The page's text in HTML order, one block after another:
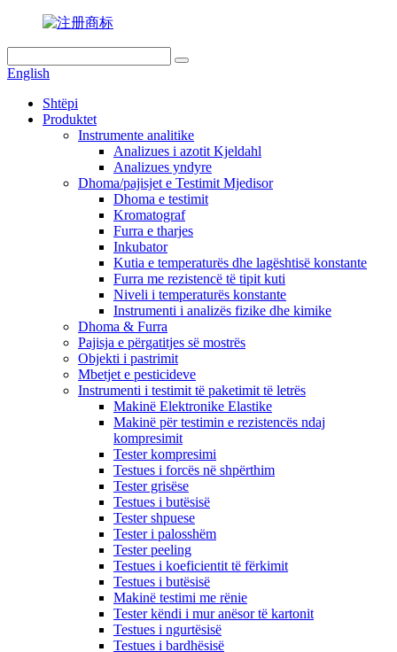
English
Shtëpi
Produktet
Instrumente analitike
Analizues i azotit Kjeldahl
Analizues yndyre
Dhoma/pajisjet e Testimit Mjedisor
Dhoma e testimit
Kromatograf
Furra e tharjes
Inkubator
Kutia e temperaturës dhe lagështisë konstante
Furra me rezistencë të tipit kuti
Niveli i temperaturës konstante
Instrumenti i analizës fizike dhe kimike
Dhoma & Furra
Pajisja e përgatitjes së mostrës
Objekti i pastrimit
Mbetjet e pesticideve
Instrumenti i testimit të paketimit të letrës
Makinë Elektronike Elastike
Makinë për testimin e rezistencës ndaj
kompresimit
Tester kompresimi
Testues i forcës në shpërthim
Tester grisëse
Testues i butësisë
Tester shpuese
Tester i palosshëm
Tester peeling
Testues i koeficientit të fërkimit
Testues i butësisë
Makinë testimi me rënie
Tester këndi i mur anësor të kartonit
Testues i ngurtësisë
Testues i bardhësisë